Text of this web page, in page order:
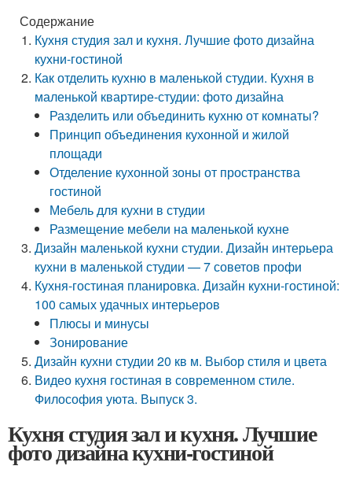
Содержание
Кухня студия зал и кухня. Лучшие фото дизайна
кухни-гостиной
Как отделить кухню в маленькой студии. Кухня в
маленькой квартире-студии: фото дизайна
Разделить или объединить кухню от комнаты?
Принцип объединения кухонной и жилой
площади
Отделение кухонной зоны от пространства
гостиной
Мебель для кухни в студии
Размещение мебели на маленькой кухне
Дизайн маленькой кухни студии. Дизайн интерьера
кухни в маленькой студии — 7 советов профи
Кухня-гостиная планировка. Дизайн кухни-гостиной:
100 самых удачных интерьеров
Плюсы и минусы
Зонирование
Дизайн кухни студии 20 кв м. Выбор стиля и цвета
Видео кухня гостиная в современном стиле.
Философия уюта. Выпуск 3.
Кухня студия зал и кухня. Лучшие
фото дизайна кухни-гостиной